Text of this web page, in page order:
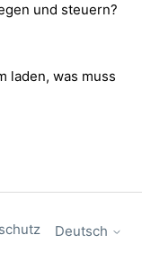
und steuern?
laden, was muss
Deutsch